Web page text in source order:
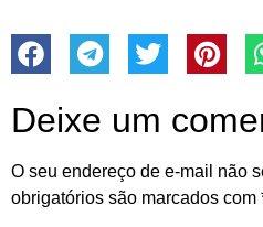
Deixe um
O seu endereço de e-mail não
obrigatórios são marcados com